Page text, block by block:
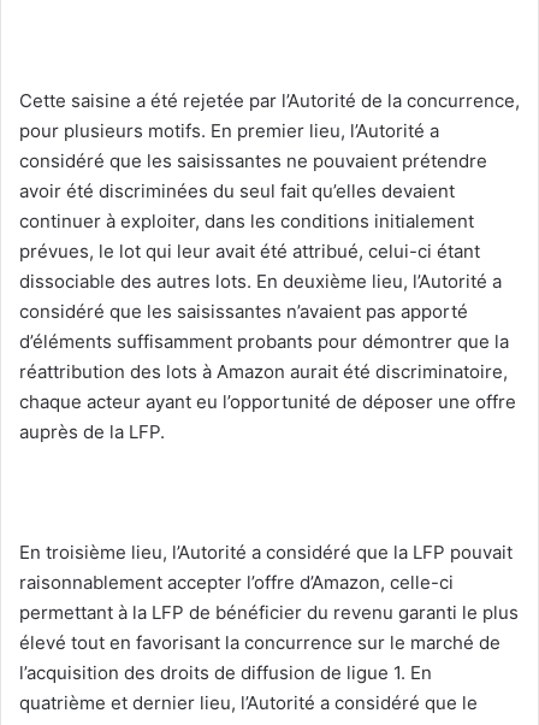
Cette saisine a été rejetée par l’Autorité de la concurrence,
pour plusieurs motifs. En premier lieu, l’Autorité a
considéré que les saisissantes ne pouvaient prétendre
avoir été discriminées du seul fait qu’elles devaient
continuer à exploiter, dans les conditions initialement
prévues, le lot qui leur avait été attribué, celui-ci étant
dissociable des autres lots. En deuxième lieu, l’Autorité a
considéré que les saisissantes n’avaient pas apporté
d’éléments suffisamment probants pour démontrer que la
réattribution des lots à Amazon aurait été discriminatoire,
chaque acteur ayant eu l’opportunité de déposer une offre
auprès de la LFP.
En troisième lieu, l’Autorité a considéré que la LFP pouvait
raisonnablement accepter l’offre d’Amazon, celle-ci
permettant à la LFP de bénéficier du revenu garanti le plus
élevé tout en favorisant la concurrence sur le marché de
l’acquisition des droits de diffusion de ligue 1. En
quatrième et dernier lieu, l’Autorité a considéré que le